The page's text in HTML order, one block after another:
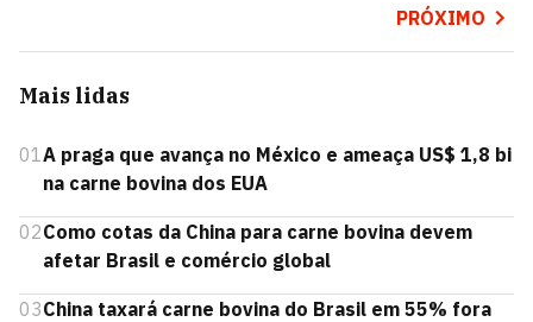
PRÓXIMO
Mais lidas
01A praga que avança no México e ameaça US$ 1,8 bi
na carne bovina dos EUA
02Como cotas da China para carne bovina devem
afetar Brasil e comércio global
03China taxará carne bovina do Brasil em 55% fora